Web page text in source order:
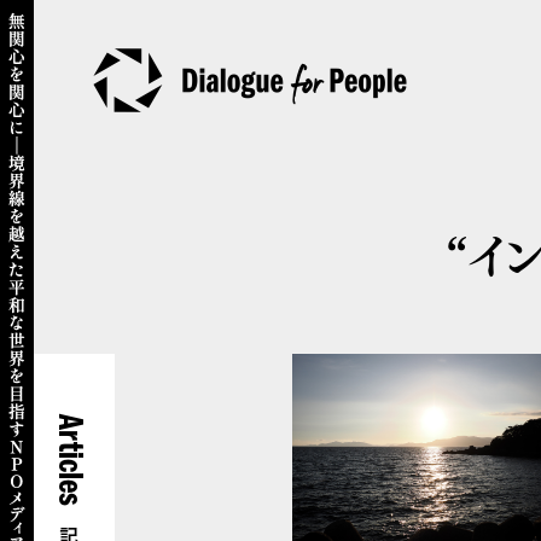
“イ
Articles